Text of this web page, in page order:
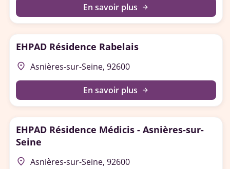
En savoir plus arrow_forward
EHPAD Résidence Rabelais
place Asnières-sur-Seine, 92600
En savoir plus arrow_forward
EHPAD Résidence Médicis - Asnières-sur-
Seine
place Asnières-sur-Seine, 92600